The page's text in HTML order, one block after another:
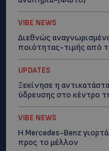
VIBE NEWS
Διεθνώς
ποιότητας-τιμής από
UPDATES
Ξεκίνησε η
ύδρευσης στο κέντρο
VIBE NEWS
Η Mercedes-Benz
προς το μέλλον